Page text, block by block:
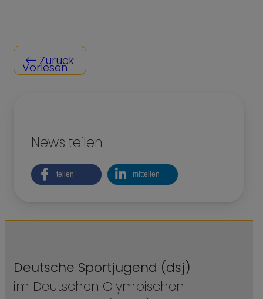
Zurück
Vorlesen
News teilen
teilen mitteilen
Deutsche Sportjugend (dsj)
im Deutschen Olympischen